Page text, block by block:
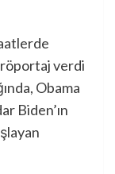
röportaj verdi
Obama
Biden’ın